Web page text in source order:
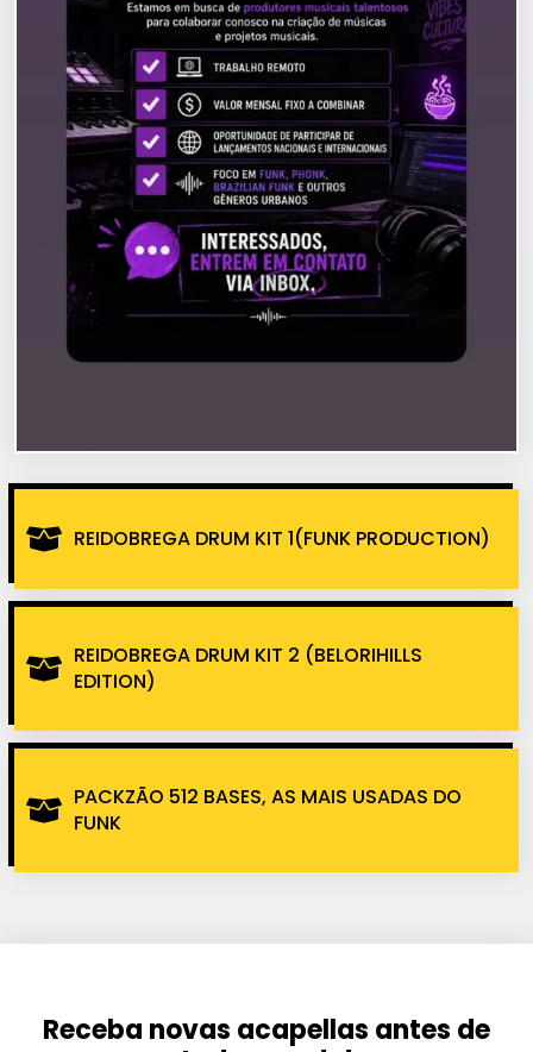
REIDOBREGA DRUM KIT 1(FUNK PRODUCTION)
REIDOBREGA DRUM KIT 2 (BELORIHILLS
EDITION)
PACKZÃO 512 BASES, AS MAIS USADAS DO
FUNK
Receba novas acapellas antes de